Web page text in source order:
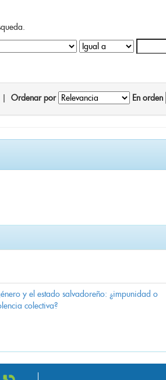
Ordenar por En orden
y el estado salvadoreño: ¿impunidad o
colectiva?